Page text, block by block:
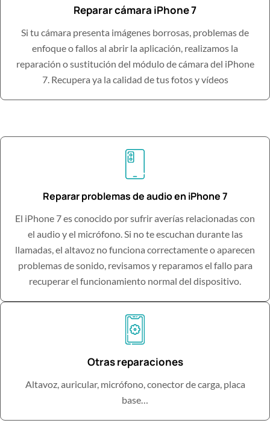
Reparar cámara iPhone 7
Si tu cámara presenta imágenes borrosas, problemas de
enfoque o fallos al abrir la aplicación, realizamos la
reparación o sustitución del módulo de cámara del iPhone
7. Recupera ya la calidad de tus fotos y vídeos
Reparar problemas de audio en iPhone 7
El iPhone 7 es conocido por sufrir averías relacionadas con
el audio y el micrófono. Si no te escuchan durante las
llamadas, el altavoz no funciona correctamente o aparecen
problemas de sonido, revisamos y reparamos el fallo para
recuperar el funcionamiento normal del dispositivo.
Otras reparaciones
Altavoz, auricular, micrófono, conector de carga, placa
base…